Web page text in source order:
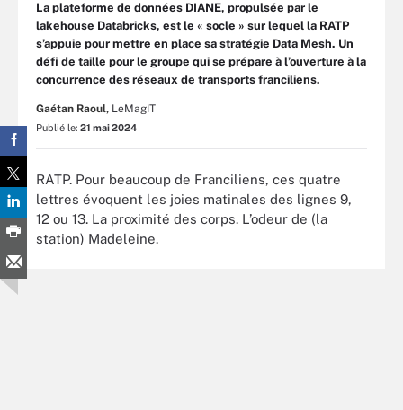
La plateforme de données DIANE, propulsée par le
lakehouse Databricks, est le « socle » sur lequel la RATP
s’appuie pour mettre en place sa stratégie Data Mesh. Un
défi de taille pour le groupe qui se prépare à l’ouverture à la
concurrence des réseaux de transports franciliens.
Gaétan Raoul, LeMagIT
Publié le: 21 mai 2024
RATP. Pour beaucoup de Franciliens, ces quatre
lettres évoquent les joies matinales des lignes 9,
12 ou 13. La proximité des corps. L’odeur de (la
station) Madeleine.